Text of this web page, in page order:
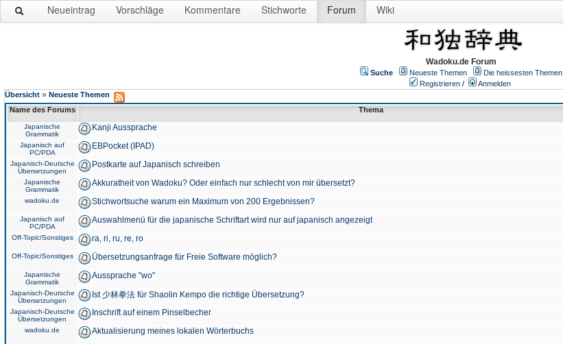
Neueintrag Vorschläge Kommentare Stichworte Forum Wiki
Wadoku.de Forum
Suche Neueste Themen
Die heissesten Themen
Registrieren /
Anmelden
Übersicht » Neueste Themen
Name des Forums
Thema
Japanische
Grammatik
Kanji Aussprache
Japanisch auf
PC/PDA
EBPocket (IPAD)
Japanisch-Deutsche
Übersetzungen
Postkarte auf Japanisch schreiben
Japanische
Grammatik
Akkuratheit von Wadoku? Oder einfach nur schlecht von mir übersetzt?
wadoku.de Stichwortsuche warum ein Maximum von 200 Ergebnissen?
Japanisch auf
PC/PDA
Auswahlmenü für die japanische Schriftart wird nur auf japanisch angezeigt
Off-Topic/Sonstiges ra, ri, ru, re, ro
Off-Topic/Sonstiges Übersetzungsanfrage für Freie Software möglich?
Japanische
Grammatik
Aussprache "wo"
Japanisch-Deutsche
Übersetzungen
Ist 少林拳法 für Shaolin Kempo die richtige Übersetzung?
Japanisch-Deutsche
Übersetzungen
Inschrift auf einem Pinselbecher
wadoku.de Aktualisierung meines lokalen Wörterbuchs